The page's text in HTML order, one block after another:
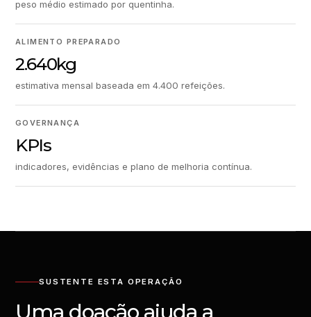
peso médio estimado por quentinha.
ALIMENTO PREPARADO
2.640kg
estimativa mensal baseada em 4.400 refeições.
GOVERNANÇA
KPIs
indicadores, evidências e plano de melhoria contínua.
SUSTENTE ESTA OPERAÇÃO
Uma doação ajuda a